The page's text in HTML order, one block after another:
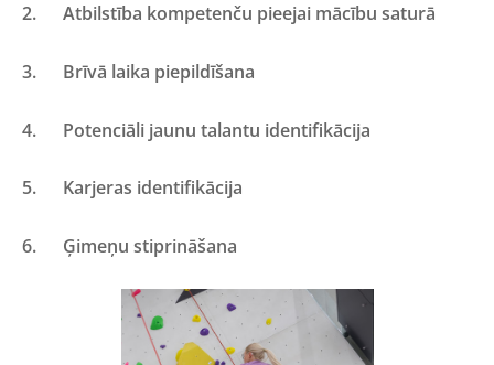
2. Atbilstība kompetenču pieejai mācību saturā
3. Brīvā laika piepildīšana
4. Potenciāli jaunu talantu identifikācija
5. Karjeras identifikācija
6. Ģimeņu stiprināšana